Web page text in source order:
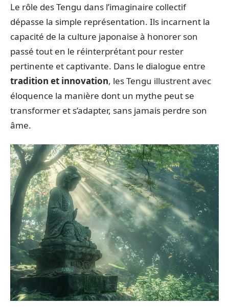
Le rôle des Tengu dans l’imaginaire collectif
dépasse la simple représentation. Ils incarnent la
capacité de la culture japonaise à honorer son
passé tout en le réinterprétant pour rester
pertinente et captivante. Dans le dialogue entre
tradition et innovation, les Tengu illustrent avec
éloquence la manière dont un mythe peut se
transformer et s’adapter, sans jamais perdre son
âme.